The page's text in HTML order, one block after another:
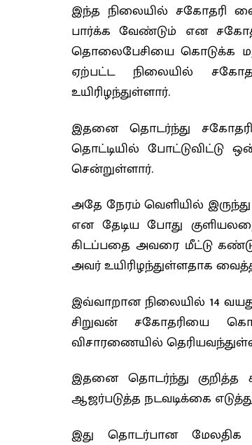
இந்த நிலையில் சகோதரி
பார்க்க வேண்டும் என
தொலைபேசியை கொடுக்க
ஏற்பட்ட நிலையில்
உயிரிழந்துள்ளார்.
இதனை தொடர்ந்து
தொட்டியில் போட்டுவிட்டு
சென்றுள்ளார்.
அதே நேரம் வெளியில்
என தேடிய போது
கிடப்பதை அவரை மீட்டு
அவர் உயிரிழந்துள்ளதாக
இவ்வாறான நிலையில் 14
சிறுவன் சகோதரியை
விசாரணையில்
இதனை தொடர்ந்து குறித்த
ஆஜர்படுத்த நடவடிக்கை
இது தொடர்பான